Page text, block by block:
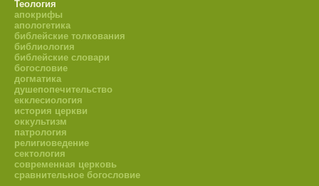
Теология
апокрифы
апологетика
библейские толкования
библиология
библейские словари
богословие
догматика
душепопечительство
екклесиология
история церкви
оккультизм
патрология
религиоведение
сектология
современная церковь
сравнительное богословие